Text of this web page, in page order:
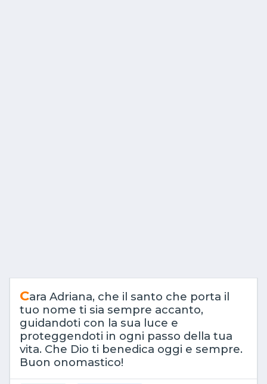
Cara Adriana, che il santo che porta il
tuo nome ti sia sempre accanto,
guidandoti con la sua luce e
proteggendoti in ogni passo della tua
vita. Che Dio ti benedica oggi e sempre.
Buon onomastico!